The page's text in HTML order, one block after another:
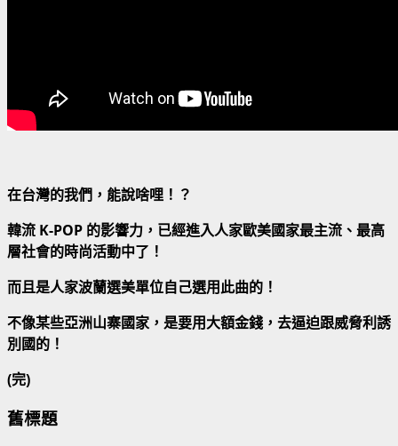
在台灣的我們，能說啥哩！？
韓流 K-POP 的影響力，已經進入人家歐美國家最主流、最高
層社會的時尚活動中了！
而且是人家波蘭選美單位自己選用此曲的！
不像某些亞洲山寨國家，是要用大額金錢，去逼迫跟威脅利誘
別國的！
(完)
舊標題